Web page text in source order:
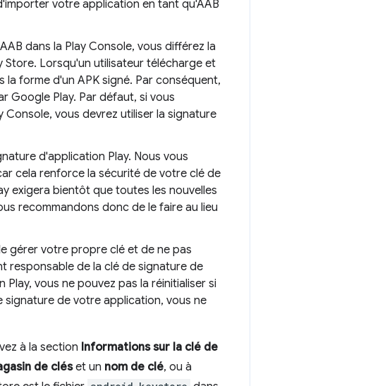
votre application en tant qu'AAB
dans la Play Console, vous différez la
Store. Lorsqu'un utilisateur télécharge et
forme d'un APK signé. Par conséquent,
Google Play. Par défaut, si vous
vous devrez utiliser la signature
d'application Play. Nous vous
cela renforce la sécurité de votre clé de
exigera bientôt que toutes les nouvelles
recommandons donc de le faire au lieu
gérer votre propre clé et de ne pas
responsable de la clé de signature de
vous ne pouvez pas la réinitialiser si
signature de votre application, vous ne
à la section Informations sur la clé de
de cléset un nom de clé, ou à